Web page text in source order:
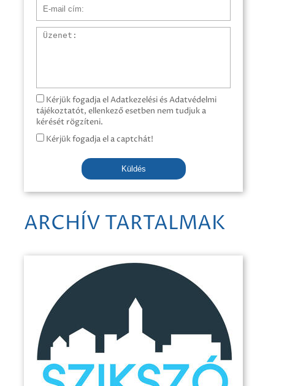
Üzenet
Kérjük fogadja el Adatkezelési és Adatvédelmi
tájékoztatót, ellenkező esetben nem tudjuk a
kérését rögzíteni.
Kérjük fogadja el a captchát!
Küldés
ARCHÍV TARTALMAK